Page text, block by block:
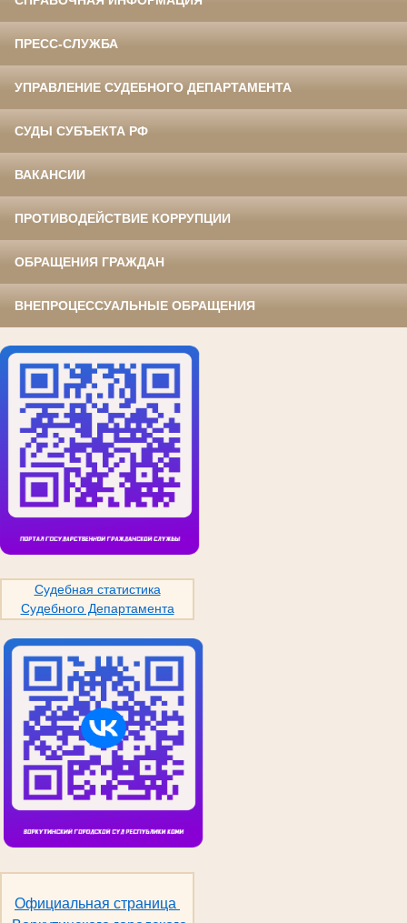
ПРЕСС-СЛУЖБА
УПРАВЛЕНИЕ СУДЕБНОГО ДЕПАРТАМЕНТА
СУДЫ СУБЪЕКТА РФ
ВАКАНСИИ
ПРОТИВОДЕЙСТВИЕ КОРРУПЦИИ
ОБРАЩЕНИЯ ГРАЖДАН
ВНЕПРОЦЕССУАЛЬНЫЕ ОБРАЩЕНИЯ
Судебная статистика
Судебного Департамента
Официальная страница